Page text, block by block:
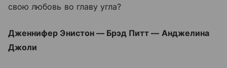
свою любовь во главу угла?
Дженнифер Энистон — Брэд Питт — Анджелина
Джоли